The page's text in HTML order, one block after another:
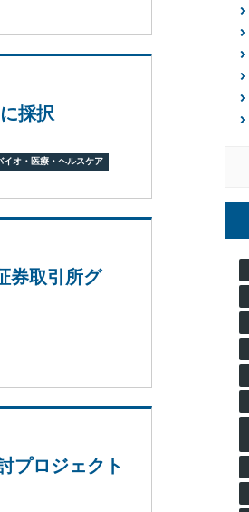
採択
イオ・医療・ヘルスケア
券取引所グ
プロジェクト